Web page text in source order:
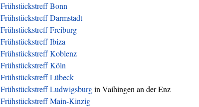
Frühstückstreff Bonn
Frühstückstreff Darmstadt
Frühstückstreff Freiburg
Frühstückstreff Ibiza
Frühstückstreff Koblenz
Frühstückstreff Köln
Frühstückstreff Lübeck
Frühstückstreff Ludwigsburgin Vaihingen an der Enz
Frühstückstreff Main-Kinzig